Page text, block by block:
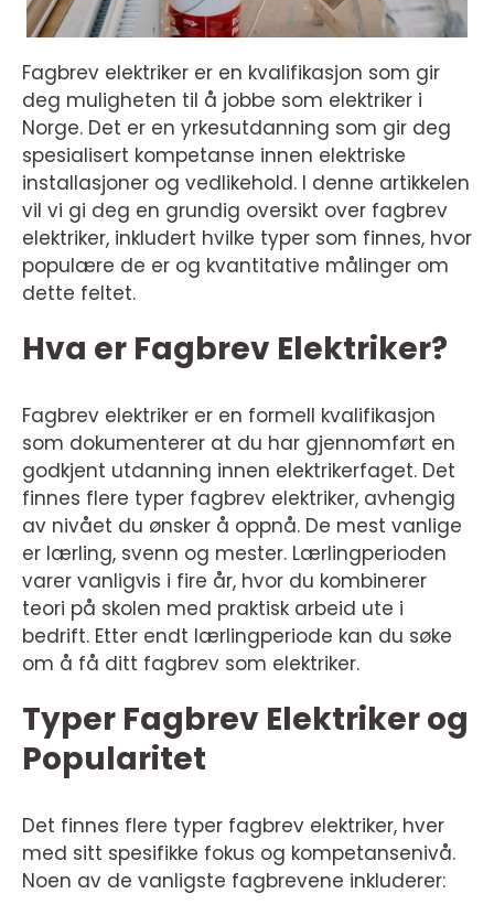
Fagbrev elektriker er en kvalifikasjon som gir
deg muligheten til å jobbe som elektriker i
Norge. Det er en yrkesutdanning som gir deg
spesialisert kompetanse innen elektriske
installasjoner og vedlikehold. I denne artikkelen
vil vi gi deg en grundig oversikt over fagbrev
elektriker, inkludert hvilke typer som finnes, hvor
populære de er og kvantitative målinger om
dette feltet.
Hva er Fagbrev Elektriker?
Fagbrev elektriker er en formell kvalifikasjon
som dokumenterer at du har gjennomført en
godkjent utdanning innen elektrikerfaget. Det
finnes flere typer fagbrev elektriker, avhengig
av nivået du ønsker å oppnå. De mest vanlige
er lærling, svenn og mester. Lærlingperioden
varer vanligvis i fire år, hvor du kombinerer
teori på skolen med praktisk arbeid ute i
bedrift. Etter endt lærlingperiode kan du søke
om å få ditt fagbrev som elektriker.
Typer Fagbrev Elektriker og
Popularitet
Det finnes flere typer fagbrev elektriker, hver
med sitt spesifikke fokus og kompetansenivå.
Noen av de vanligste fagbrevene inkluderer: